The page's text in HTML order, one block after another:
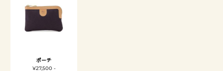
ポーチ
¥27,500 -